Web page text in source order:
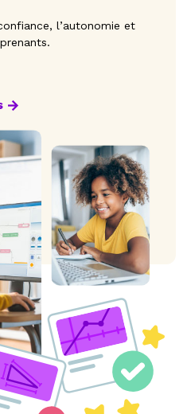
l’autonomie et